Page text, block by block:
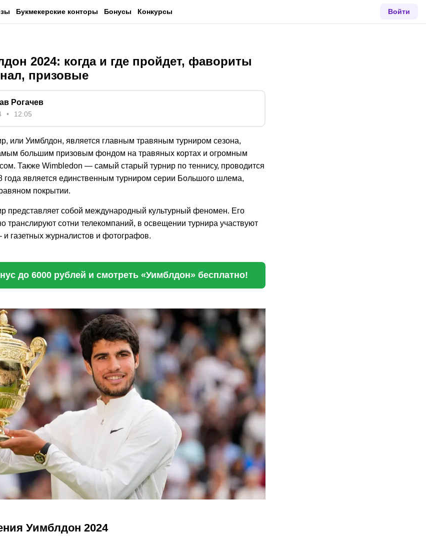
Букмекерские конторы Бонусы Конкурсы Войти
2024: когда и где пройдет, фавориты
призовые
Рогачев
12:05
или Уимблдон, является главным травяным турниром сезона,
большим призовым фондом на травяных кортах и огромным
Также Wimbledon — самый старый турнир по теннису, проводится
года является единственным турниром серии Большого шлема,
покрытии.
представляет собой международный культурный феномен. Его
транслируют сотни телекомпаний, в освещении турнира участвуют
и газетных журналистов и фотографов.
до 6000 рублей и смотреть «Уимблдон» бесплатно!
Уимблдон 2024